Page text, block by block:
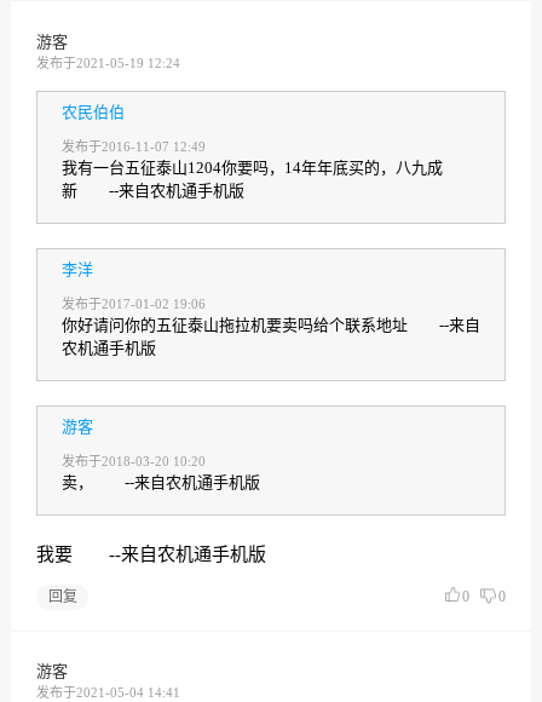
游客
发布于2021-05-19 12:24
农民伯伯
发布于2016-11-07 12:49
我有一台五征泰山1204你要吗，14年年底买的，八九成
新 --来自农机通手机版
李洋
发布于2017-01-02 19:06
你好请问你的五征泰山拖拉机要卖吗给个联系地址 --来自
农机通手机版
游客
发布于2018-03-20 10:20
卖， --来自农机通手机版
我要 --来自农机通手机版
回复 0 0
游客
发布于2021-05-04 14:41